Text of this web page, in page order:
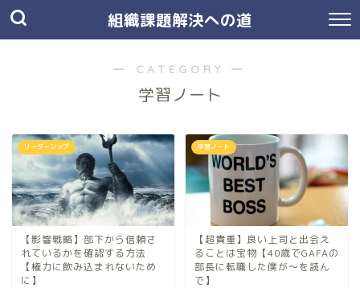
組織課題解決への道
― CATEGORY ―
学習ノート
リーダーシップ
【影響戦略】部下から信頼さ
れているかを確認する方法
【権力に飲み込まれないため
に】
学習ノート
【超貴重】良い上司と出会え
ることは宝物【40歳でGAFAの
部長に転職した僕が〜を読ん
で】